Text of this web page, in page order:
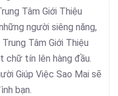
Tâm Giới Thiệu
người siêng năng,
Tâm Giới Thiệu
chữ tín lên hàng đầu.
Giúp Việc Sao Mai sẽ
bạn.